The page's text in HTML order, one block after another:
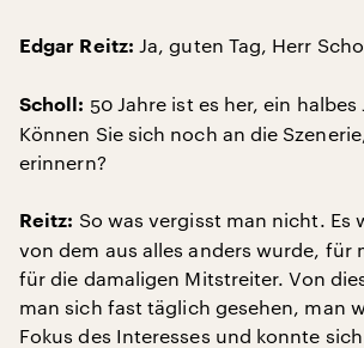
Edgar Reitz: Ja, guten Tag, Herr
Scholl: 50 Jahre ist es her, ein
Können Sie sich noch an die
erinnern?
Reitz: So was vergisst man nicht. Es
von dem aus alles anders wurde, für
für die damaligen Mitstreiter. Von
man sich fast täglich gesehen, man
Fokus des Interesses und konnte